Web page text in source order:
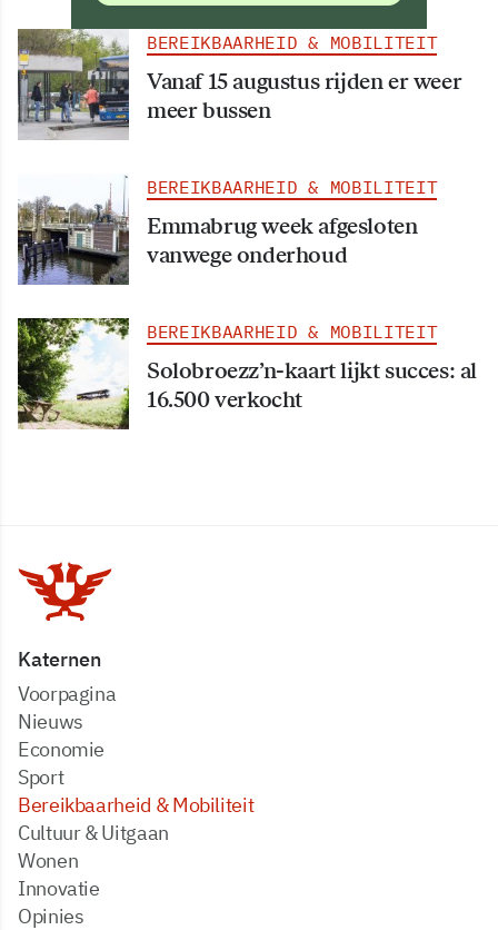
BEREIKBAARHEID & MOBILITEIT
Vanaf 15 augustus rijden er weer
meer bussen
BEREIKBAARHEID & MOBILITEIT
Emmabrug week afgesloten
vanwege onderhoud
BEREIKBAARHEID & MOBILITEIT
Solobroezz’n-kaart lijkt succes: al
16.500 verkocht
Katernen
Voorpagina
Nieuws
Economie
Sport
Bereikbaarheid & Mobiliteit
Cultuur & Uitgaan
Wonen
Innovatie
Opinies